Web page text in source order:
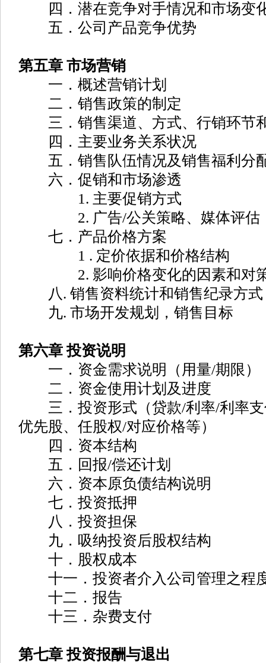
四．潜在竞争对手情况和市场变
五．公司产品竞争优势
第五章 市场营销
一．概述营销计划
二．销售政策的制定
三．销售渠道、方式、行销环节
四．主要业务关系状况
五．销售队伍情况及销售福利分
六．促销和市场渗透
1. 主要促销方式
2. 广告/公关策略、媒体评估
七．产品价格方案
1 . 定价依据和价格结构
2. 影响价格变化的因素和对
八. 销售资料统计和销售纪录方式
九. 市场开发规划，销售目标
第六章 投资说明
一．资金需求说明（用量/期限）
二．资金使用计划及进度
三．投资形式（贷款/利率/利率支
优先股、任股权/对应价格等）
四．资本结构
五．回报/偿还计划
六．资本原负债结构说明
七．投资抵押
八．投资担保
九．吸纳投资后股权结构
十．股权成本
十一．投资者介入公司管理之程
十二．报告
十三．杂费支付
第七章 投资报酬与退出